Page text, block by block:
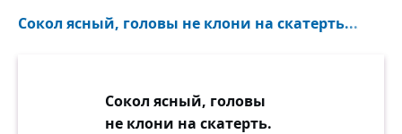
оживленье любви, убиванье былого,
пароходов огни
вечношироких.
Сокол ясный, головы не клони на скатерть...
Сокол ясный, головы
не клони на скатерть.